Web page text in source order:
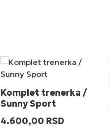
Komplet trenerka /
Sunny Sport
Redovna cena:
4.600,00 RSD